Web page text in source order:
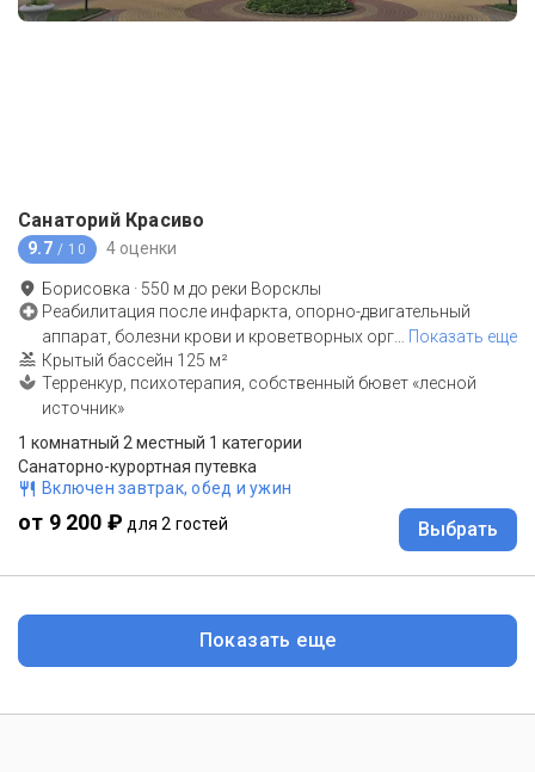
Санаторий Красиво
9.7 / 10 4 оценки
Борисовка · 550 м до реки Ворсклы
Реабилитация после инфаркта, опорно-двигательный
аппарат, болезни крови и кроветворных орг
Показать еще
Крытый бассейн 125 м²
Терренкур, психотерапия, собственный бювет «лесной
источник»
1 комнатный 2 местный 1 категории
Санаторно-курортная путевка
Включен завтрак, обед и ужин
от 9 200 ₽ для 2 гостей Выбрать
Показать еще